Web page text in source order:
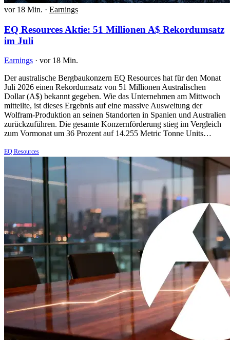
vor 18 Min. · Earnings
EQ Resources Aktie: 51 Millionen A$ Rekordumsatz
im Juli
Earnings · vor 18 Min.
Der australische Bergbaukonzern EQ Resources hat für den Monat
Juli 2026 einen Rekordumsatz von 51 Millionen Australischen
Dollar (A$) bekannt gegeben. Wie das Unternehmen am Mittwoch
mitteilte, ist dieses Ergebnis auf eine massive Ausweitung der
Wolfram-Produktion an seinen Standorten in Spanien und Australien
zurückzuführen. Die gesamte Konzernförderung stieg im Vergleich
zum Vormonat um 36 Prozent auf 14.255 Metric Tonne Units…
EQ Resources